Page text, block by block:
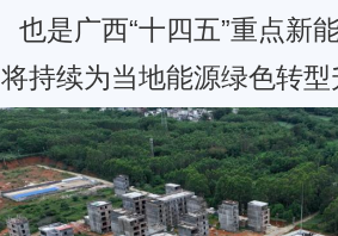
也是广西“十四五”重点新
将持续为当地能源绿色转